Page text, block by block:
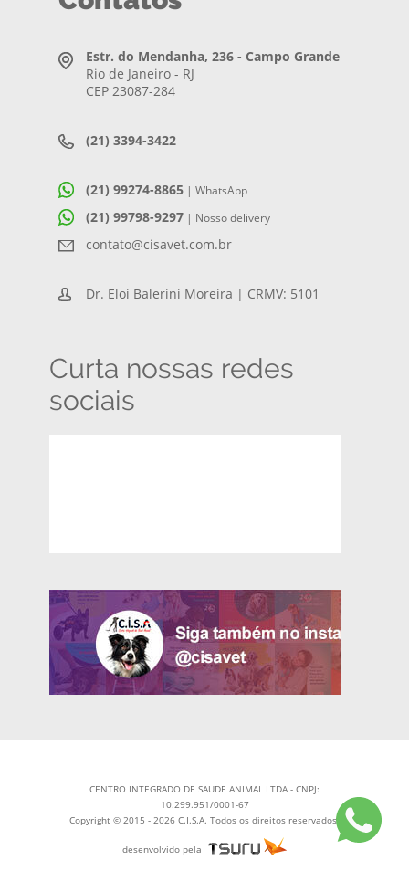
Estr. do Mendanha, 236 - Campo Grande
Rio de Janeiro - RJ
CEP 23087-284
(21) 3394-3422
(21) 99274-8865 | WhatsApp
(21) 99798-9297 | Nosso delivery
contato@cisavet.com.br
Dr. Eloi Balerini Moreira | CRMV: 5101
Curta nossas redes
sociais
CENTRO INTEGRADO DE SAUDE ANIMAL LTDA - CNPJ:
10.299.951/0001-67
Copyright © 2015 - 2026 C.I.S.A. Todos os direitos reservados.
desenvolvido pela